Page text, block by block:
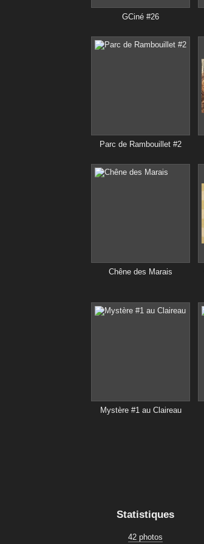
GCiné #26
Parc de Rambouillet #2
Chêne des Marais
Mystère #1 au Claireau
Statistiques
42 photos